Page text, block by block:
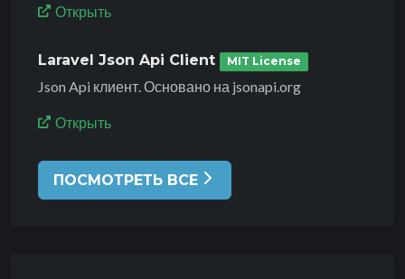
Открыть
Laravel Json Api Client MIT License
Json Api клиент. Основано на jsonapi.org
Открыть
ПОСМОТРЕТЬ ВСЕ